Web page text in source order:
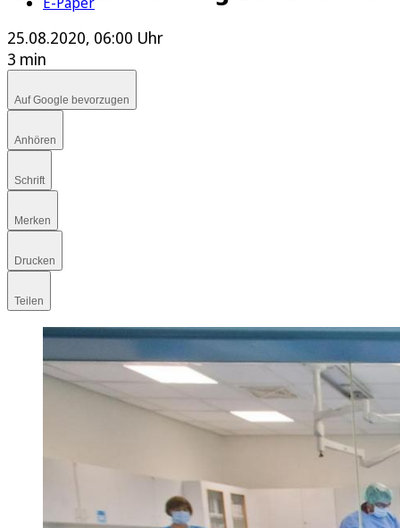
25.08.2020, 06:00 Uhr
3 min
Auf Google bevorzugen
Anhören
Schrift
Merken
Drucken
Teilen